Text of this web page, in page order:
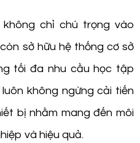
chỉ chú trọng vào
sở hữu hệ thống cơ sở
tối đa nhu cầu học tập
không ngừng cải tiến
bị nhằm mang đến môi
và hiệu quả.